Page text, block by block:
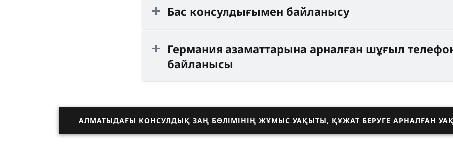
Бас консулдығымен байланысу
Германия азаматтарына арналған шұғыл
байланысы
АЛМАТЫДАҒЫ КОНСУЛДЫҚ ЗАҢ БӨЛІМІНІҢ ЖҰМЫС УАҚЫТЫ, ҚҰЖАТ БЕРУГЕ АРНАЛҒАН